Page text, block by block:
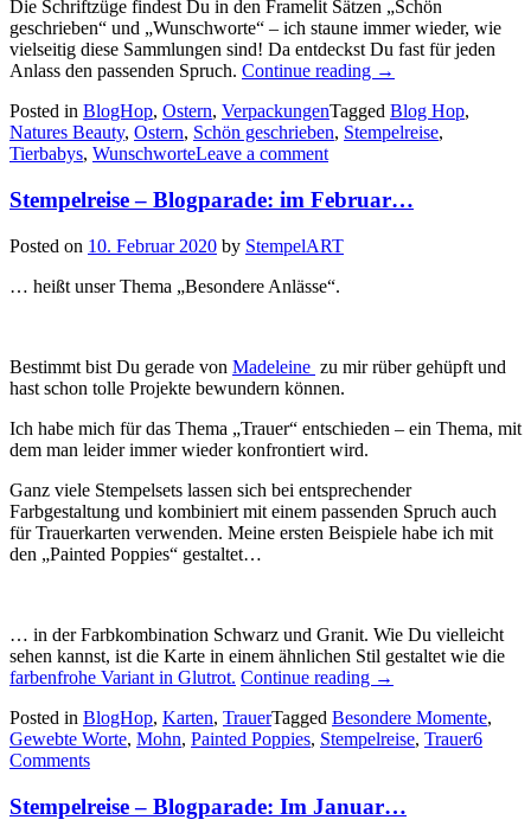
Die Schriftzüge findest Du in den Framelit Sätzen „Schön
geschrieben“ und „Wunschworte“ – ich staune immer wieder, wie
vielseitig diese Sammlungen sind! Da entdeckst Du fast für jeden
Anlass den passenden Spruch. Continue reading „Stempelreise
Frühling
und
→
Posted in BlogHop, Ostern, VerpackungenTagged Blog Hop,
Natures Beauty, Ostern, Schön geschrieben, Stempelreise,
Tierbabys, WunschworteLeave a comment
Stempelreise – Blogparade: im Februar…
Posted on 10. Februar 2020 by StempelART
… heißt unser Thema „Besondere Anlässe“.
Bestimmt bist Du gerade von Madeleine zu mir rüber gehüpft und
hast schon tolle Projekte bewundern können.
Ich habe mich für das Thema „Trauer“ entschieden – ein Thema, mit
dem man leider immer wieder konfrontiert wird.
Ganz viele Stempelsets lassen sich bei entsprechender
Farbgestaltung und kombiniert mit einem passenden Spruch auch
für Trauerkarten verwenden. Meine ersten Beispiele habe ich mit
den „Painted Poppies“ gestaltet…
… in der Farbkombination Schwarz und Granit. Wie Du vielleicht
sehen kannst, ist die Karte in einem ähnlichen Stil gestaltet wie die
farbenfrohe Variant in Glutrot. Continue reading „Stempelreise
Blogparade:
im
→
Posted in BlogHop, Karten, TrauerTagged Besondere Momente,
Gewebte Worte, Mohn, Painted Poppies, Stempelreise, Trauer6
Comments
Stempelreise – Blogparade: Im Januar…